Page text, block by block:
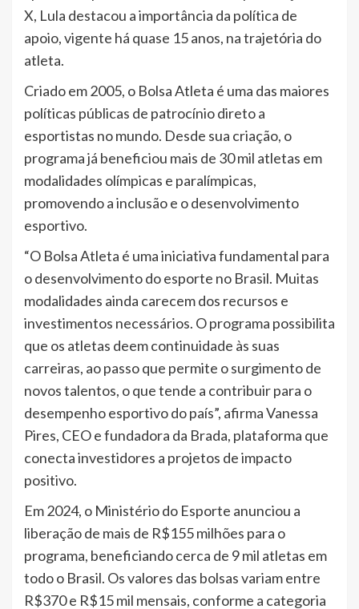
X, Lula destacou a importância da política de
apoio, vigente há quase 15 anos, na trajetória do
atleta.
Criado em 2005, o Bolsa Atleta é uma das maiores
políticas públicas de patrocínio direto a
esportistas no mundo. Desde sua criação, o
programa já beneficiou mais de 30 mil atletas em
modalidades olímpicas e paralímpicas,
promovendo a inclusão e o desenvolvimento
esportivo.
“O Bolsa Atleta é uma iniciativa fundamental para
o desenvolvimento do esporte no Brasil. Muitas
modalidades ainda carecem dos recursos e
investimentos necessários. O programa possibilita
que os atletas deem continuidade às suas
carreiras, ao passo que permite o surgimento de
novos talentos, o que tende a contribuir para o
desempenho esportivo do país”, afirma Vanessa
Pires, CEO e fundadora da Brada, plataforma que
conecta investidores a projetos de impacto
positivo.
Em 2024, o Ministério do Esporte anunciou a
liberação de mais de R$155 milhões para o
programa, beneficiando cerca de 9 mil atletas em
todo o Brasil. Os valores das bolsas variam entre
R$370 e R$15 mil mensais, conforme a categoria